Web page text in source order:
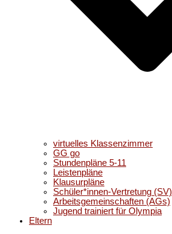
virtuelles Klassenzimmer
GG go
Stundenpläne 5-11
Leistenpläne
Klausurpläne
Schüler*innen-Vertretung (SV)
Arbeitsgemeinschaften (AGs)
Jugend trainiert für Olympia
Eltern